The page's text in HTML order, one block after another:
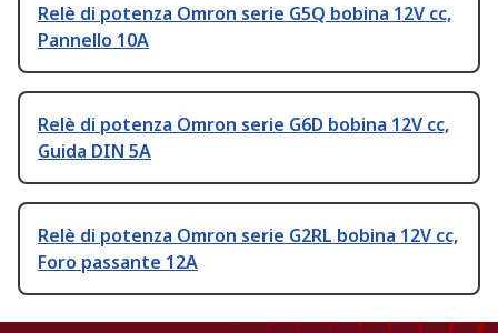
Relè di potenza Omron serie G5Q bobina 12V cc,
Pannello 10A
Relè di potenza Omron serie G6D bobina 12V cc,
Guida DIN 5A
Relè di potenza Omron serie G2RL bobina 12V cc,
Foro passante 12A